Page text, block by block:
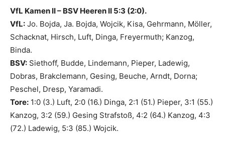
VfL Kamen II – BSV Heeren II 5:3 (2:0).
VfL: Jo. Bojda, Ja. Bojda, Wojcik, Kisa, Gehrmann, Möller,
Schacknat, Hirsch, Luft, Dinga, Freyermuth; Kanzog,
Binda.
BSV: Siethoff, Budde, Lindemann, Pieper, Ladewig,
Dobras, Brakclemann, Gesing, Beuche, Arndt, Dorna;
Peschel, Dresp, Yaramadi.
Tore: 1:0 (3.) Luft, 2:0 (16.) Dinga, 2:1 (51.) Pieper, 3:1 (55.)
Kanzog, 3:2 (59.) Gesing Strafstoß, 4:2 (64.) Kanzog, 4:3
(72.) Ladewig, 5:3 (85.) Wojcik.